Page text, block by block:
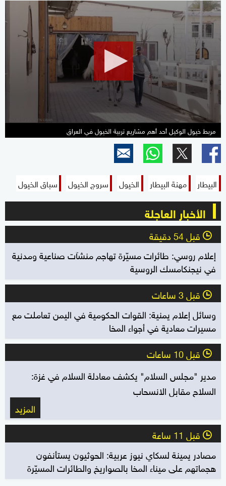
seconds
مربط خيول الوكيل أحد أهم مشاريع تربية الخيول في العراق
البيطار مهنة البيطار الخيول سروج الخيول سباق الخيول
الأخبار العاجلة
l قبل 54 دقيقة
إعلام روسي: طائرات مسيّرة تهاجم منشآت صناعية ومدنية
في نيجنكامسك الروسية
l قبل 3 ساعات
وسائل إعلام يمنية: القوات الحكومية في اليمن تعاملت مع
مسيرات معادية في أجواء المخا
l قبل 10 ساعات
مدير "مجلس السلام" يكشف معادلة السلام في غزة:
السلاح مقابل الانسحاب
المزيد
l قبل 11 ساعة
مصادر يمينة لسكاي نيوز عربية: الحوثيون يستأنفون
هجماتهم على ميناء المخا بالصواريخ والطائرات المسيّرة